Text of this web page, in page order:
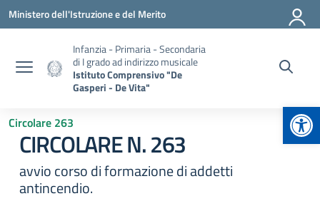
Vai ai contenuti
Vai al menu di navigazione
Vai al footer
Ministero dell'Istruzione e del Merito
Infanzia - Primaria - Secondaria
di I grado ad indirizzo musicale
Istituto Comprensivo "De
Gasperi - De Vita"
Circolare 263
CIRCOLARE N. 263
avvio corso di formazione di addetti
antincendio.